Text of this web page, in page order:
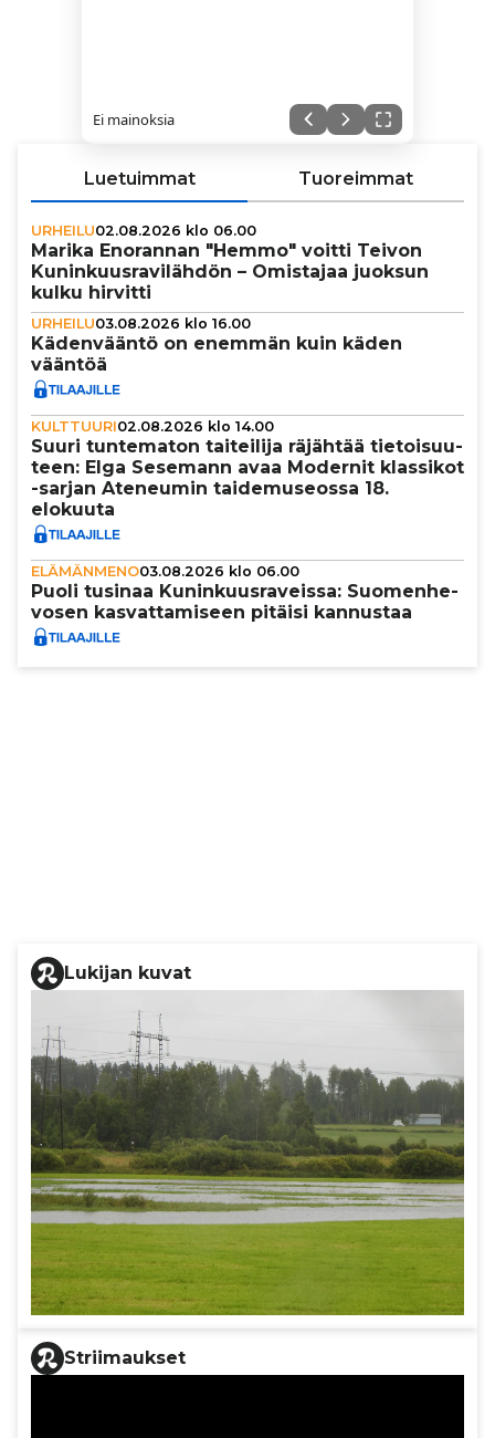
Ei mainoksia
Luetuimmat Tuoreimmat
URHEILU02.08.2026 klo 06.00
Marika Enorannan "Hemmo" voitti Teivon
Kunin­kuus­ra­vi­läh­dön – Omistajaa juoksun
kulku hirvitti
URHEILU03.08.2026 klo 16.00
Käden­vääntö on enemmän kuin käden
vääntöä
KULTTUURI02.08.2026 klo 14.00
Suuri tun­te­ma­ton tai­tei­lija räjähtää tie­toi­suu­
teen: Elga Sesemann avaa Modernit klassikot
-sarjan Ateneumin tai­de­mu­se­ossa 18.
elokuuta
ELÄMÄNMENO03.08.2026 klo 06.00
Puoli tusinaa Kunin­kuus­ra­veissa: Suo­men­he­
vo­sen kas­vat­ta­mi­seen pitäisi kannustaa
Lukijan kuvat
Striimaukset